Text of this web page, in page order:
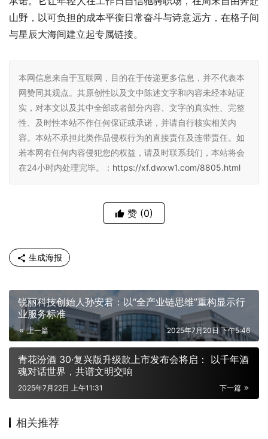
山野，以可负担的成本平衡日常奋斗与诗意远方，在格子间
与星辰大海间建立起专属链接。
本网信息来自于互联网，目的在于传递更多信息，并不代表本
网赞同其观点。其原创性以及文中陈述文字和内容未经本站证
实，对本文以及其中全部或者部分内容、文字的真实性、完整
性、及时性本站不作任何保证或承诺，并请自行核实相关内
容。本站不承担此类作品侵权行为的直接责任及连带责任。如
若本网有任何内容侵犯您的权益，请及时联系我们，本站将会
在24小时内处理完毕。： https://xf.dwxw1.com/8805.html
赞 (0)
生成海报
锐丽科技创始人孙安君：以“全产业链思维”重构显示行
业服务标准
上一篇 2025年7月20日 下午5:46
青花汾酒 30·复兴版升级款上市发布会将启： 以千年酒
魂对话世界，共谱文明交响
下一篇
2025年7月22日 上午11:31
相关推荐